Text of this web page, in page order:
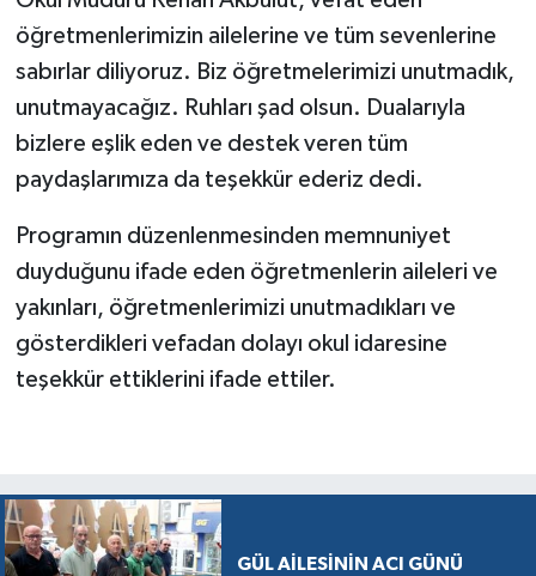
öğretmenlerimizin ailelerine ve tüm sevenlerine
sabırlar diliyoruz. Biz öğretmelerimizi unutmadık,
unutmayacağız. Ruhları şad olsun. Dualarıyla
bizlere eşlik eden ve destek veren tüm
paydaşlarımıza da teşekkür ederiz dedi.
Programın düzenlenmesinden memnuniyet
duyduğunu ifade eden öğretmenlerin aileleri ve
yakınları, öğretmenlerimizi unutmadıkları ve
gösterdikleri vefadan dolayı okul idaresine
teşekkür ettiklerini ifade ettiler.
GÜL AİLESİNİN ACI GÜNÜ